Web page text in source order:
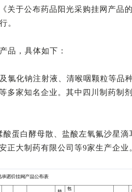
关于公布药品阳光采购挂网产品
。
品，具体如下：
氯化钠注射液、清喉咽颗粒等品
多家知名企业。其中四川制药制
蛋白酵母散、盐酸左氧氟沙星滴
正大制药有限公司等9家生产企业